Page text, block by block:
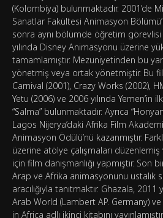
(Kolombiya) bulunmaktadır. 2001’de
Sanatlar Fakültesi Animasyon
sonra aynı bölümde öğretim görevlisi
yılında Disney Animasyonu üzerine
tamamlamıştır. Mezuniyetinden bu
yönetmiş veya ortak yönetmiştir. Bu
Carnival (2001), Crazy Works (2002),
Yetu (2006) ve 2006 yılında Yemen’in
“Salma” bulunmaktadır. Ayrıca
Lagos Nijerya’daki Afrika Film
Animasyon Ödülü’nü kazanmıştır.
üzerine atölye çalışmaları
için film danışmanlığı yapmıştır. Son
Arap ve Afrika animasyonunu ustalık
aracılığıyla tanıtmaktır. Ghazala,
Arab World (Lambert AP. Germany)
in Africa adlı ikinci kitabını